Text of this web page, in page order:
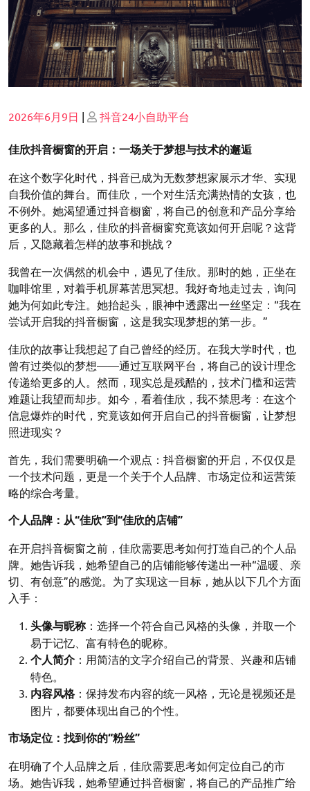
Posted
2026年6月9日 | Posted
抖音24小自助平台
佳欣抖音橱窗的开启：一场关于梦想与技术的邂逅
在这个数字化时代，抖音已成为无数梦想家展示才华、实现
自我价值的舞台。而佳欣，一个对生活充满热情的女孩，也
不例外。她渴望通过抖音橱窗，将自己的创意和产品分享给
更多的人。那么，佳欣的抖音橱窗究竟该如何开启呢？这背
后，又隐藏着怎样的故事和挑战？
我曾在一次偶然的机会中，遇见了佳欣。那时的她，正坐在
咖啡馆里，对着手机屏幕苦思冥想。我好奇地走过去，询问
她为何如此专注。她抬起头，眼神中透露出一丝坚定：“我在
尝试开启我的抖音橱窗，这是我实现梦想的第一步。”
佳欣的故事让我想起了自己曾经的经历。在我大学时代，也
曾有过类似的梦想——通过互联网平台，将自己的设计理念
传递给更多的人。然而，现实总是残酷的，技术门槛和运营
难题让我望而却步。如今，看着佳欣，我不禁思考：在这个
信息爆炸的时代，究竟该如何开启自己的抖音橱窗，让梦想
照进现实？
首先，我们需要明确一个观点：抖音橱窗的开启，不仅仅是
一个技术问题，更是一个关于个人品牌、市场定位和运营策
略的综合考量。
个人品牌：从“佳欣”到“佳欣的店铺”
在开启抖音橱窗之前，佳欣需要思考如何打造自己的个人品
牌。她告诉我，她希望自己的店铺能够传递出一种“温暖、亲
切、有创意”的感觉。为了实现这一目标，她从以下几个方面
入手：
头像与昵称：选择一个符合自己风格的头像，并取一个
易于记忆、富有特色的昵称。
个人简介：用简洁的文字介绍自己的背景、兴趣和店铺
特色。
内容风格：保持发布内容的统一风格，无论是视频还是
图片，都要体现出自己的个性。
市场定位：找到你的“粉丝”
在明确了个人品牌之后，佳欣需要思考如何定位自己的市
场。她告诉我，她希望通过抖音橱窗，将自己的产品推广给